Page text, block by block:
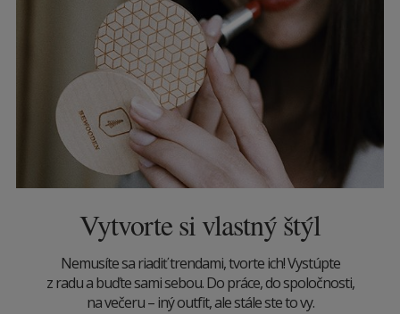
Vytvorte si vlastný štýl
Nemusíte sa riadiť trendami, tvorte ich! Vystúpte
z radu a buďte sami sebou. Do práce, do spoločnosti,
na večeru – iný outfit, ale stále ste to vy.